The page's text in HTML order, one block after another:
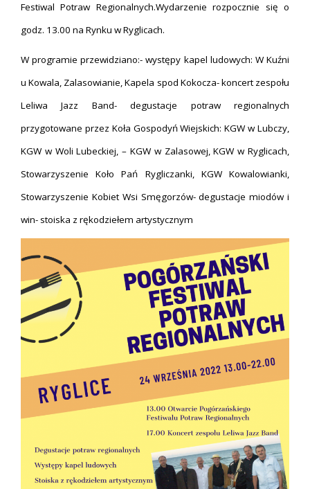
Festiwal Potraw Regionalnych.Wydarzenie rozpocznie się o
godz. 13.00 na Rynku w Ryglicach.
W programie przewidziano:- występy kapel ludowych: W Kuźni
u Kowala, Zalasowianie, Kapela spod Kokocza- koncert zespołu
Leliwa Jazz Band- degustacje potraw regionalnych
przygotowane przez Koła Gospodyń Wiejskich: KGW w Lubczy,
KGW w Woli Lubeckiej, – KGW w Zalasowej, KGW w Ryglicach,
Stowarzyszenie Koło Pań Rygliczanki, KGW Kowalowianki,
Stowarzyszenie Kobiet Wsi Smęgorzów- degustacje miodów i
win- stoiska z rękodziełem artystycznym